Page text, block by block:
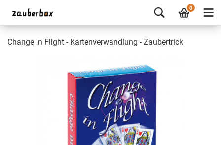
0
Change in Flight - Kartenverwandlung - Zaubertrick